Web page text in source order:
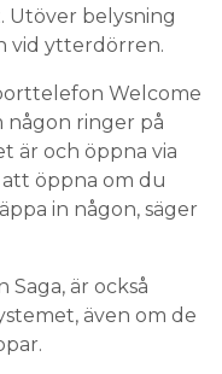
Utöver belysning
vid ytterdörren.
Welcome
någon ringer på
är och öppna via
öppna om du
in någon, säger
är också
även om de